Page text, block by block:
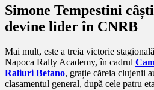
Simone Tempestini
devine lider în CNRB
Mai mult, este a treia victorie
Napoca Rally Academy, în cadrul
Raliuri Betano, grație căreia clujenii
clasamentul general, după cele patru